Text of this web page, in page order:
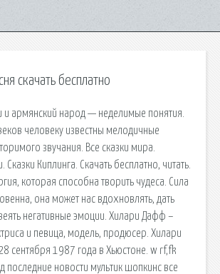
скачать бесплатно
и армянский народ — неделимые понятия.
человеку известны мелодичные
звучания. Все сказки мира.
Сказки Киплинга. Скачать бесплатно, читать.
которая способна творить чудеса. Сила
она может нас вдохновлять, дать
негaтивные эмоции. Хилари Дафф –
и певица, модель, продюсер. Хилари
сентября 1987 года в Хьюстоне. w rf,fk
последние новости мультик шопкинс все